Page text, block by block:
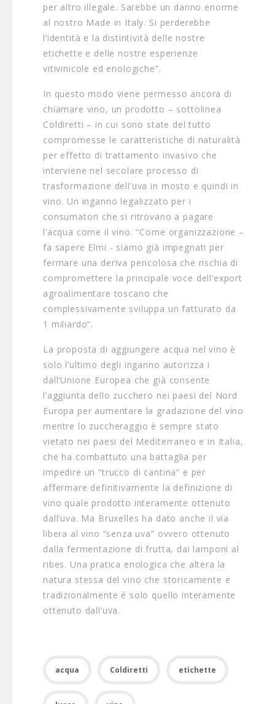
per altro illegale. Sarebbe un danno enorme
al nostro Made in Italy. Si perderebbe
l’identità e la distintività delle nostre
etichette e delle nostre esperienze
vitivinicole ed enologiche”.
In questo modo viene permesso ancora di
chiamare vino, un prodotto – sottolinea
Coldiretti – in cui sono state del tutto
compromesse le caratteristiche di naturalità
per effetto di trattamento invasivo che
interviene nel secolare processo di
trasformazione dell’uva in mosto e quindi in
vino. Un inganno legalizzato per i
consumatori che si ritrovano a pagare
l’acqua come il vino. “Come organizzazione –
fa sapere Elmi - siamo già impegnati per
fermare una deriva pericolosa che rischia di
compromettere la principale voce dell’export
agroalimentare toscano che
complessivamente sviluppa un fatturato da
1 miliardo”.
La proposta di aggiungere acqua nel vino è
solo l’ultimo degli inganno autorizza i
dall’Unione Europea che già consente
l’aggiunta dello zucchero nei paesi del Nord
Europa per aumentare la gradazione del vino
mentre lo zuccheraggio è sempre stato
vietato nei paesi del Mediterraneo e in Italia,
che ha combattuto una battaglia per
impedire un “trucco di cantina” e per
affermare definitivamente la definizione di
vino quale prodotto interamente ottenuto
dall’uva. Ma Bruxelles ha dato anche il via
libera al vino “senza uva” ovvero ottenuto
dalla fermentazione di frutta, dai lamponi al
ribes. Una pratica enologica che altera la
natura stessa del vino che storicamente e
tradizionalmente è solo quello interamente
ottenuto dall’uva.
acqua Coldiretti etichette